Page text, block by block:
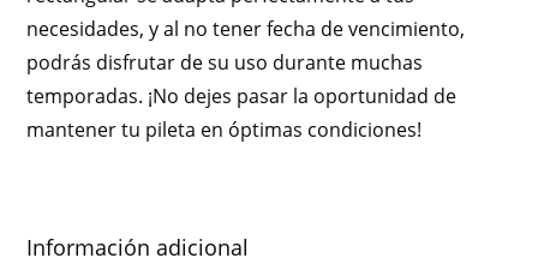
necesidades, y al no tener fecha de vencimiento,
podrás disfrutar de su uso durante muchas
temporadas. ¡No dejes pasar la oportunidad de
mantener tu pileta en óptimas condiciones!
Información adicional